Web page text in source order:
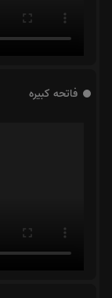
فاتحه کبیره